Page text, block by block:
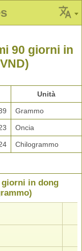
90 giorni in
Unità
Grammo
Oncia
Chilogrammo
in dong